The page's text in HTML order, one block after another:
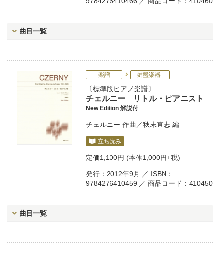
曲目一覧
楽譜 鍵盤楽器
標準版ピアノ楽譜
チェルニー リトル・ピアニスト
New Edition 解説付
チェルニー 作曲／秋末直志 編
立ち読み
定価1,100円 (本体1,000円+税)
発行：2012年9月 ／ ISBN：
9784276410459 ／ 商品コード：410450
曲目一覧